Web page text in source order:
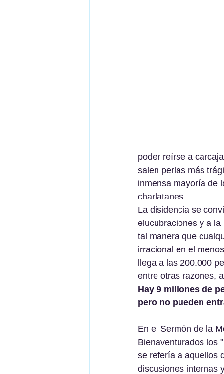
poder reírse a
salen perlas más
inmensa mayoría de
charlatanes.
La disidencia se
elucubraciones y a
tal manera que
irracional en el
llega a las 200.000
entre otras razones,
Hay 9 millones de
pero no pueden
En el Sermón de la
Bienaventurados los
se refería a aquellos
discusiones internas